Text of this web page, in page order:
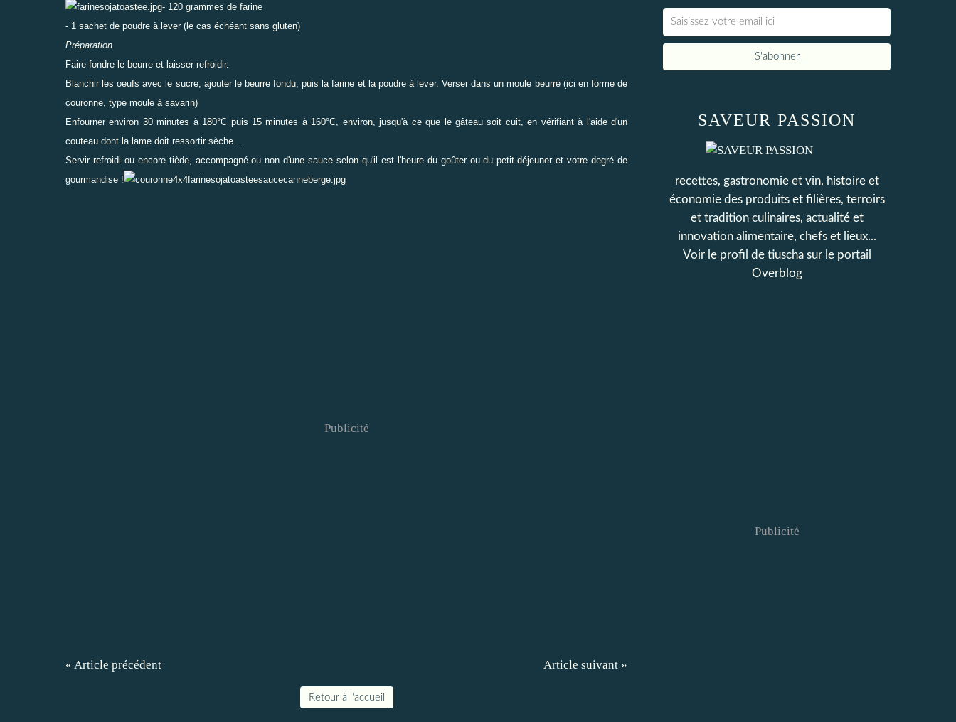
- 120 grammes de farine
- 1 sachet de poudre à lever (le cas échéant sans gluten)
Préparation
Faire fondre le beurre et laisser refroidir.
Blanchir les oeufs avec le sucre, ajouter le beurre fondu, puis la farine et la poudre à lever. Verser dans un moule beurré (ici en forme de
couronne, type moule à savarin)
Enfourner environ 30 minutes à 180°C puis 15 minutes à 160°C, environ, jusqu'à ce que le gâteau soit cuit, en vérifiant à l'aide d'un
couteau dont la lame doit ressortir sèche...
Servir refroidi ou encore tiède, accompagné ou non d'une sauce selon qu'il est l'heure du goûter ou du petit-déjeuner et votre degré de
gourmandise !
Publicité
« Article précédent Article suivant »
Retour à l'accueil
SAVEUR PASSION
recettes, gastronomie et vin, histoire et
économie des produits et filières, terroirs
et tradition culinaires, actualité et
innovation alimentaire, chefs et lieux...
Voir le profil de tiuschasur le portail
Overblog
Publicité